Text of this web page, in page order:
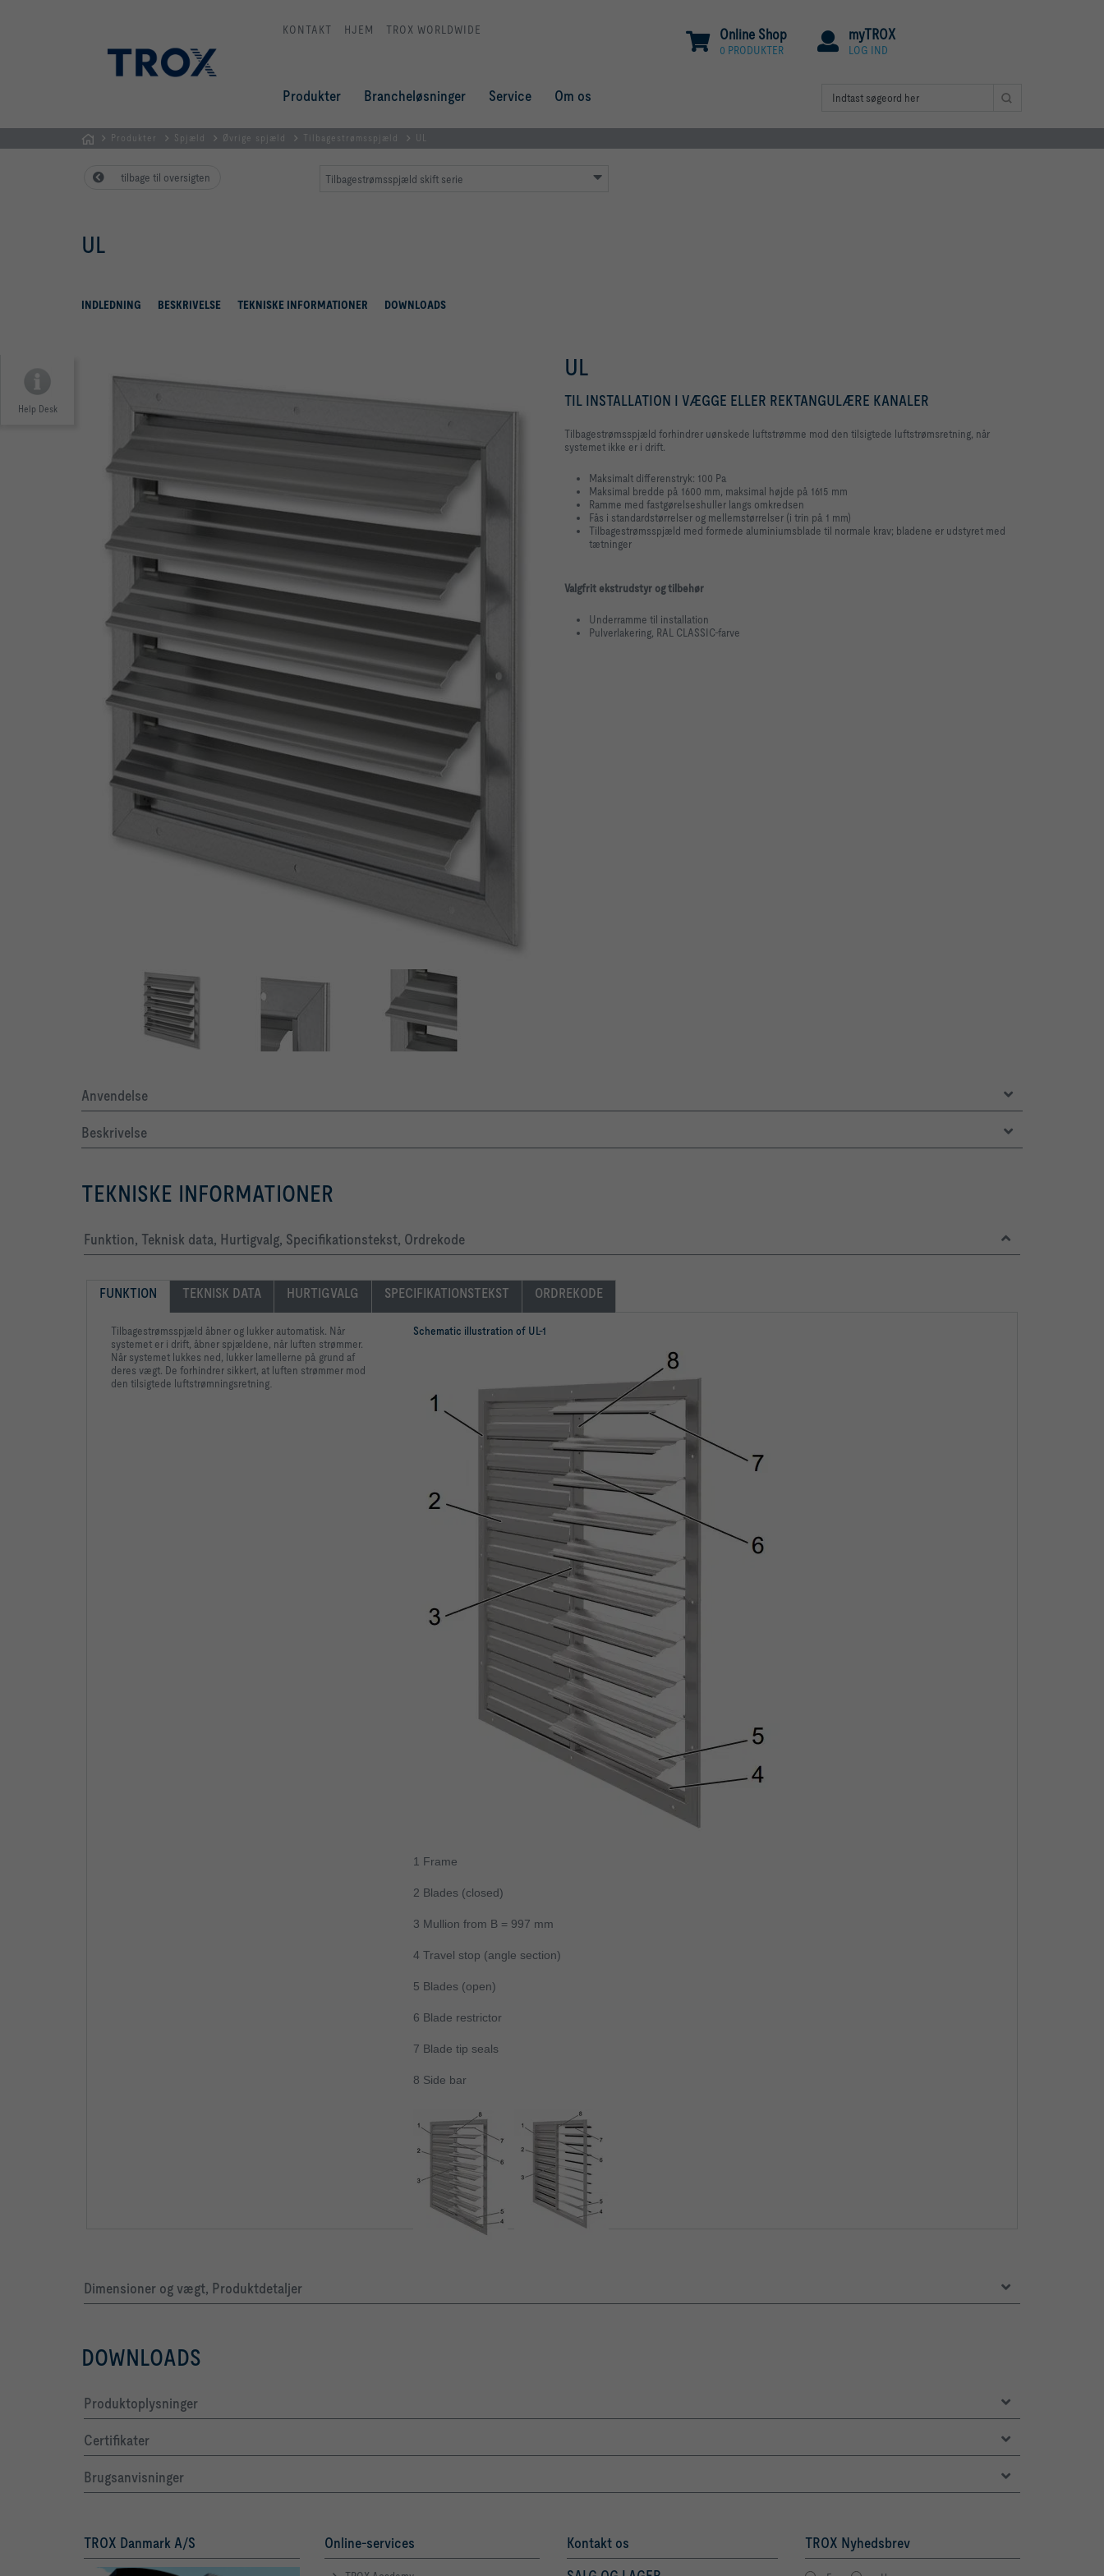
KONTAKT HJEM TROX WORLDWIDE myTROX
LOG IND
Online Shop
0 PRODUKTER
Produkter Brancheløsninger Service Om os
Produkter Spjæld Øvrige spjæld Tilbagestrømsspjæld UL
tilbage til oversigten Tilbagestrømsspjæld skift serie
UL
INDLEDNING BESKRIVELSE TEKNISKE INFORMATIONER DOWNLOADS
Help Desk
UL
TIL INSTALLATION I VÆGGE ELLER REKTANGULÆRE KANALER
Tilbagestrømsspjæld forhindrer uønskede luftstrømme mod den tilsigtede luftstrømsretning, når
systemet ikke er i drift.
Maksimalt differenstryk: 100 Pa
Maksimal bredde på 1600 mm, maksimal højde på 1615 mm
Ramme med fastgørelseshuller langs omkredsen
Fås i standardstørrelser og mellemstørrelser (i trin på 1 mm)
Tilbagestrømsspjæld med formede aluminiumsblade til normale krav; bladene er udstyret med
tætninger
Valgfrit ekstrudstyr og tilbehør
Underramme til installation
Pulverlakering, RAL CLASSIC-farve
Anvendelse
Beskrivelse
TEKNISKE INFORMATIONER
Funktion, Teknisk data, Hurtigvalg, Specifikationstekst, Ordrekode
FUNKTION TEKNISK DATA HURTIGVALG SPECIFIKATIONSTEKST ORDREKODE
Schematic illustration of UL-1
1 Frame
2 Blades (closed)
3 Mullion from B = 997 mm
4 Travel stop (angle section)
5 Blades (open)
6 Blade restrictor
7 Blade tip seals
8 Side bar
Tilbagestrømsspjæld åbner og lukker automatisk. Når
systemet er i drift, åbner spjældene, når luften strømmer.
Når systemet lukkes ned, lukker lamellerne på grund af
deres vægt. De forhindrer sikkert, at luften strømmer mod
den tilsigtede luftstrømningsretning
Dimensioner og vægt, Produktdetaljer
DOWNLOADS
Produktoplysninger
Certifikater
Brugsanvisninger
TROX Danmark A/S Online-services
Kontakt os
TROX Nyhedsbrev